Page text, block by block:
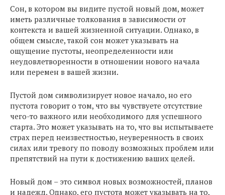
Сон, в котором вы видите пустой новый дом, может
иметь различные толкования в зависимости от
контекста и вашей жизненной ситуации. Однако, в
общем смысле, такой сон может указывать на
ощущение пустоты, неопределенности или
неудовлетворенности в отношении нового начала
или перемен в вашей жизни.
Пустой дом символизирует новое начало, но его
пустота говорит о том, что вы чувствуете отсутствие
чего-то важного или необходимого для успешного
старта. Это может указывать на то, что вы испытываете
страх перед неизвестностью, неуверенность в своих
силах или тревогу по поводу возможных проблем или
препятствий на пути к достижению ваших целей.
Новый дом – это символ новых возможностей, планов
и надежд. Однако, его пустота может указывать на то,